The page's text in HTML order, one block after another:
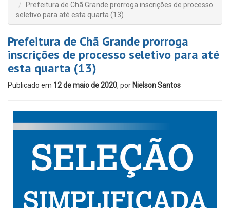
Prefeitura de Chã Grande prorroga inscrições de processo
seletivo para até esta quarta (13)
Prefeitura de Chã Grande prorroga
inscrições de processo seletivo para até
esta quarta (13)
Publicado em 12 de maio de 2020, por Nielson Santos